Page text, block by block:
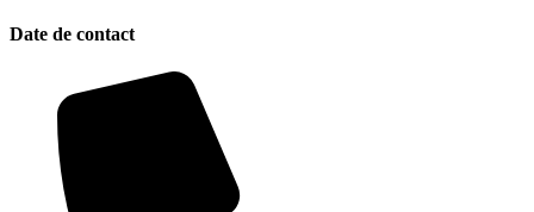
Date de contact